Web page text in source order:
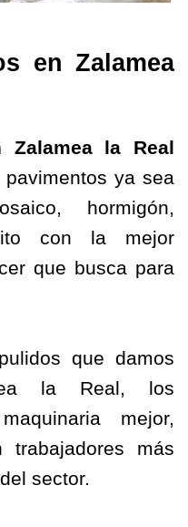
en Zalamea
Zalamea la Real
ya sea
hormigón,
con la mejor
que busca para
que damos
la Real, los
mejor,
trabajadores más
sector.